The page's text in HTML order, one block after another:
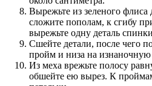
Вырежьте из зеленого флиса
сложите пополам, к сгибу
вырежьте одну деталь
Сшейте детали, после чего
пройм и низа на изнаночную
Из меха врежьте полосу
обшейте ею вырез. К